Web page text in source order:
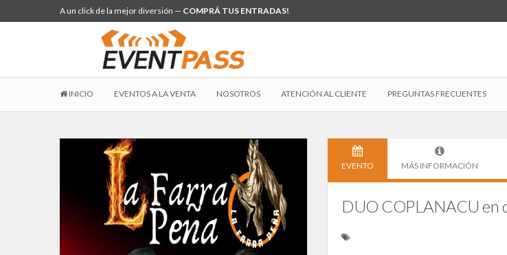
A un click de la mejor diversión — COMPRÁ TUS ENTRADAS!
INICIO EVENTOS A LA VENTA NOSOTROS ATENCIÓN AL CLIENTE PREGUNTAS FRECUENTES
EVENTO MÁS INFORMACIÓN
DUO COPLANACU en